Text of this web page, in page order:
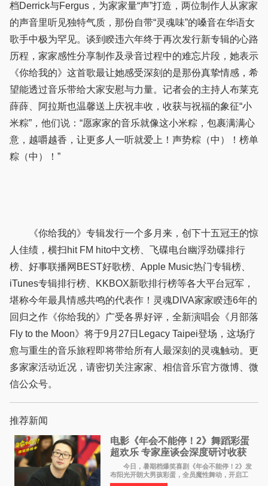
档Derrick与Fergus，为家家量“声”打造，两位制作人从家家
的声音里听见独特气质，那份自带“灵魂味”的嗓音在华语女
歌手中极为罕见。谈到睽违六年终于再次发行新专辑的心路
历程，家家感性分享制作及录音过程中的难忘片段，她表示
《你给我的》这首歌最让她感受深刻的是那份真挚情感，希
望能透过音乐带给大家安慰与力量。记者会的主持人布莱克
薛薛、阿拉斯也温馨送上庆祝丰收，收获与祝福的象征“小
米粽”，他们说：“愿家家的音乐就像这小米粽，包裹满满心
意，越嚼越香，让更多人一听就爱上！声势粽（中）！榜单
粽（中）！”
《你给我的》专辑发行一个多月来，创下十五冠王的惊
人佳绩，横扫hit FM hito中文榜、飞碟电台幽浮劲碟排行
榜、好事联播网BEST好歌榜、Apple Music热门专辑榜、
iTunes专辑排行榜、KKBOX新歌排行榜等各大平台冠军，
堪称今年最具情感共鸣的代表作！灵魂DIVA家家睽违6年的
回归之作《你给我的》广受各界好评，全新演唱会《月部落
Fly to the Moon》将于9月27日Legacy Taipei登场，这场疗
愈与重生的音乐旅程即将带给所有人最深刻的灵魂触动。更
多家家活动近况，请密切关注家家、相信音乐官方微博、微
信公众号。
推荐新闻
电影《年会不能停！2》舞蹈彩蛋
超欢乐 专家座谈会深度研讨收获
满满
今日，暑期档爆笑喜剧《年会不能停！2》发
布阳光开朗大男孩彩蛋，全员魔性舞动，开启工
位狂欢模式。影片于昨日同步举办专家座谈会，